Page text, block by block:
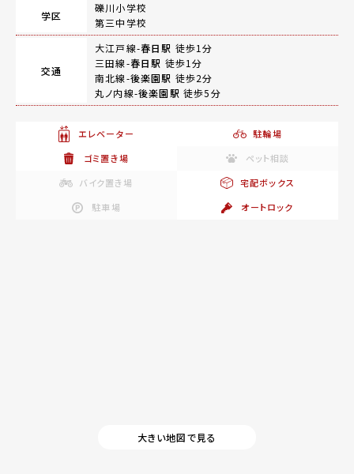
学区
礫川小学校
第三中学校
交通
大江戸線-春日駅 徒歩1分
三田線-春日駅 徒歩1分
南北線-後楽園駅 徒歩2分
丸ノ内線-後楽園駅 徒歩5分
エレベーター
駐輪場
ゴミ置き場
ペット相談
バイク置き場
宅配ボックス
駐車場
オートロック
大きい地図で見る